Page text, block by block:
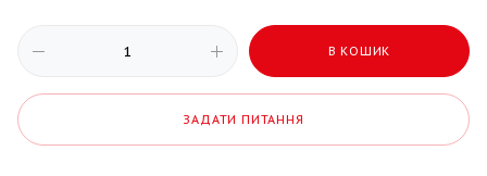
В КОШИК
ЗАДАТИ ПИТАННЯ